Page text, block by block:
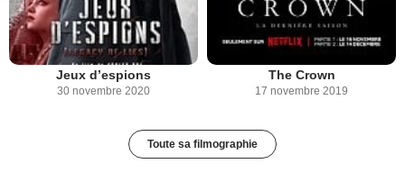
Jeux d’espions
30 novembre 2020
The Crown
17 novembre 2019
Toute sa filmographie